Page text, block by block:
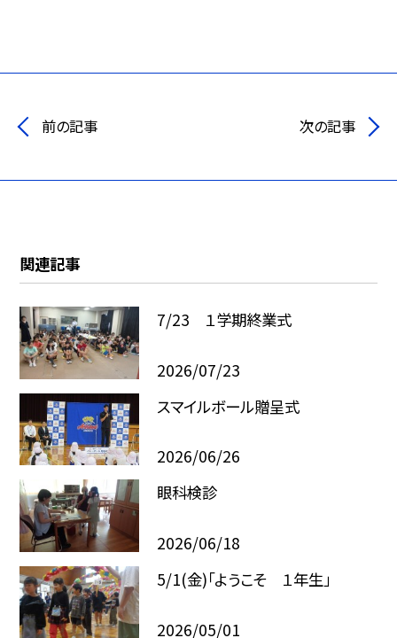
前の記事 次の記事
関連記事
7/23 １学期終業式
2026/07/23
スマイルボール贈呈式
2026/06/26
眼科検診
2026/06/18
5/1(金)「ようこそ １年生」
2026/05/01